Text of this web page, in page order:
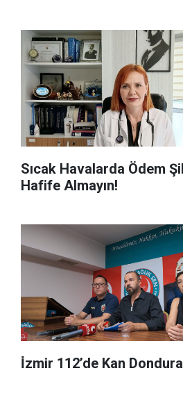
Sıcak Havalarda Ödem
Hafife Almayın!
İ̇zmir 112’de Kan